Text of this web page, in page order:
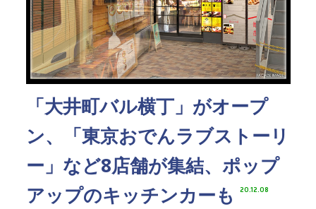
「大井町バル横丁」がオープ
ン、「東京おでんラブストーリ
ー」など8店舗が集結、ポップ
アップのキッチンカーも
20.12.08